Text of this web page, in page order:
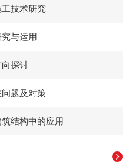
技术研究
与运用
探讨
题及对策
结构中的应用